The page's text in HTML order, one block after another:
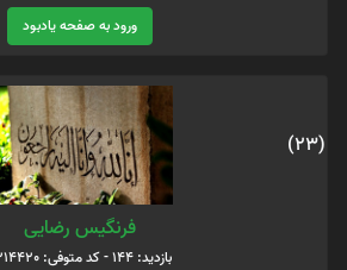
ورود به صفحه یادبود
(23)
فرنگیس رضایی
بازدید: 144 - کد متوفی: 6214420